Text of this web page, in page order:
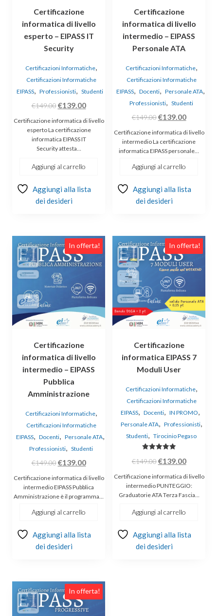
Certificazione
informatica di livello
esperto – EIPASS IT
Security
Certificazioni Informatiche,
Certificazioni Informatiche
EIPASS, Professionisti, Studenti
€149.00 Il
prezzo
originale
era:
€149.00.
€139.00Il
prezzo
attuale
è:
Certificazione informatica di livello
esperto La certificazione
informatica EIPASS IT
Security attesta…
Aggiungi al carrello
Aggiungi alla lista
dei desideri
Certificazione
informatica di livello
intermedio – EIPASS
Personale ATA
Certificazioni Informatiche,
Certificazioni Informatiche
EIPASS, Docenti, Personale ATA,
Professionisti, Studenti
€149.00Il
prezzo
originale
era:
€149.00.
€139.00Il
prezzo
attuale
è:
Certificazione informatica di livello
intermedio La certificazione
informatica EIPASS personale…
Aggiungi al carrello
Aggiungi alla lista
dei desideri
In offerta!
Certificazione
informatica di livello
intermedio – EIPASS
Pubblica
Amministrazione
Certificazioni Informatiche,
Certificazioni Informatiche
EIPASS, Docenti, Personale ATA,
Professionisti, Studenti
€149.00 Il
prezzo
originale
era:
€149.00.
€139.00Il
prezzo
attuale
è:
Certificazione informatica di livello
intermedio EIPASS Pubblica
Amministrazione è il programma…
Aggiungi al carrello
Aggiungi alla lista
dei desideri
In offerta!
Certificazione
informatica EIPASS 7
Moduli User
Certificazioni Informatiche,
Certificazioni Informatiche
EIPASS, Docenti, IN PROMO,
Personale ATA, Professionisti,
Studenti, Tirocinio Pegaso
5.00
€149.00Il
prezzo
originale
era:
€149.00.
€139.00Il
prezzo
attuale
è:
Certificazione informatica di livello
intermedio PUNTEGGIO:
Graduatorie ATA Terza Fascia…
Aggiungi al carrello
Aggiungi alla lista
dei desideri
In offerta!